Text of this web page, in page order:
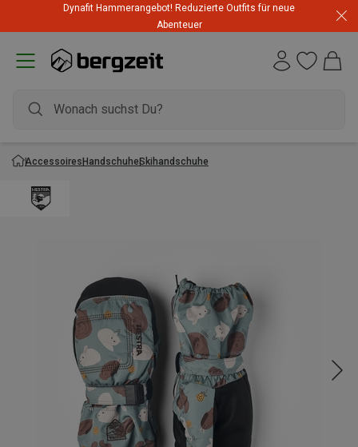
Dynafit Hammerangebot! Reduzierte Outfits für neue
Abenteuer
AccessoiresHandschuheSkihandschuhe